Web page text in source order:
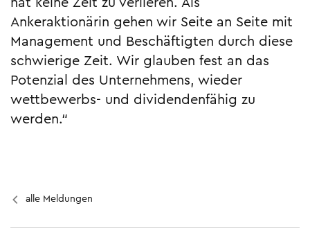
Ankeraktionärin gehen wir Seite an Seite mit
Management und Beschäftigten durch diese
schwierige Zeit. Wir glauben fest an das
Potenzial des Unternehmens, wieder
wettbewerbs- und dividendenfähig zu
werden.“
alle Meldungen